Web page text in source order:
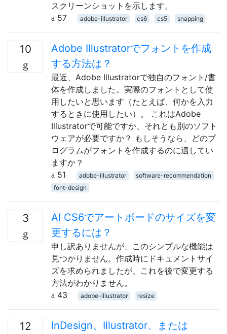
スクリーンショットを示します。
57
adobe-illustrator cs6 cs5 snapping
10
Adobe Illustratorでフォントを作成
する方法は？
最近、Adobe Illustratorで独自のフォント/書
体を作成しました。実際のフォントとして使
用したいと思います（たとえば、何かを入力
するときに使用したい）。 これはAdobe
Illustratorで可能ですか、それとも別のソフト
ウェアが必要ですか？ もしそうなら、どのプ
ログラムがフォントを作成するのに適してい
ますか？
51
adobe-illustrator
software-recommendation
font-design
3
AI CS6でアートボードのサイズを変
更するには？
申し訳ありませんが、このシンプルな機能は
見つかりません。作成時にドキュメントサイ
ズを求められましたが、これを後で変更する
方法がわかりません。
43
adobe-illustrator resize
12
InDesign、Illustrator、または